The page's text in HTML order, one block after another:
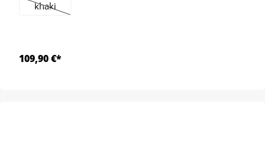
khaki
(Cette option n'est pas disponible pour le moment.)
109,90 €*